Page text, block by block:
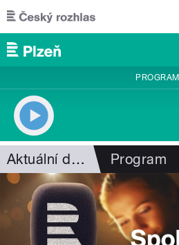
Přejít k hlavnímu obsahu
PROGRAM
Aktuální dění Program